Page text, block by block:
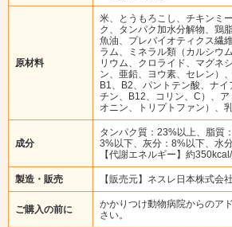
原材料
米、とうもろこし、チキンミ
ク、タンパク加水分解物、鶏
魚油、プレバイオティクス繊
ラム、ミネラル類（カルシウ
リウム、クロライド、マグネ
ン、亜鉛、ヨウ素、セレン）
B1、B2、パントテン酸、ナ
チン、B12、コリン、C）、
オニン、トリプトファン）、
成分
タンパク質：23%以上、脂質
3%以下、灰分：8%以下、水
【代謝エネルギー】約
製造・販売 【販売元】ネスレ日本株式会社
ご購入の前に
かかりつけ動物病院からのア
さい。